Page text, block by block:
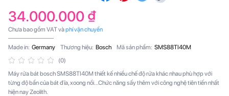
34.000.000 ₫
Chưa bao gồm VAT vàphí vận chuyển
Made in: Germany Thương hiệu: Bosch Mã sản phẩm: SMS88TI40M
(0)
Máy rửa bát bosch SMS88TI40M thiết kế nhiều chế độ rửa khác nhau phù hợp với
từng độ bẩn của bát đĩa, xoong nồi...Chức năng sấy thêm với công nghệ tiên tiến nhất
hiện nay Zeolith.